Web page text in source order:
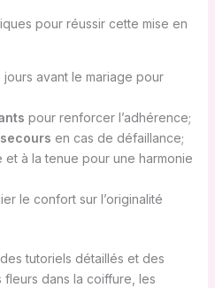
pour réussir cette mise en
jours avant le mariage pour
pour renforcer l’adhérence;
en cas de défaillance;
et à la tenue pour une harmonie
le confort sur l’originalité
tutoriels détaillés et des
dans la coiffure, les